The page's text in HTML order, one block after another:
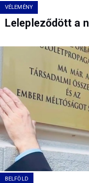
VÉLEMÉNY
Lelepleződött a
BELFÖLD